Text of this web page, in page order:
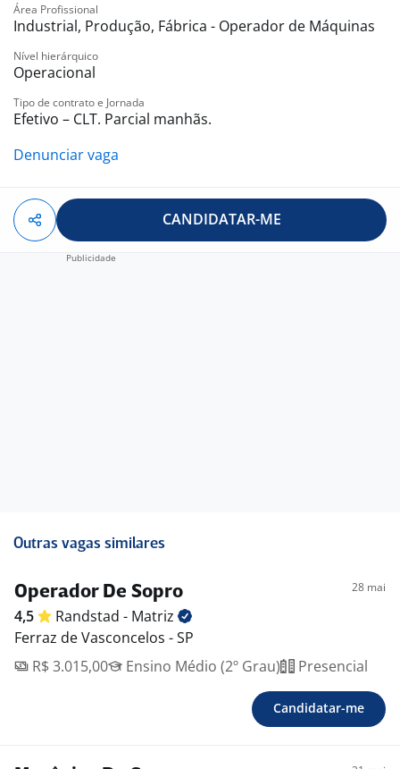
Área Profissional
Industrial, Produção, Fábrica - Operador de Máquinas
Nível hierárquico
Operacional
Tipo de contrato e Jornada
Efetivo – CLT. Parcial manhãs.
Denunciar vaga
CANDIDATAR-ME
Outras vagas similares
Operador De Sopro 28 mai
4,5 Randstad - Matriz
Ferraz de Vasconcelos - SP
R$ 3.015,00
Ensino Médio (2º Grau) Presencial
Candidatar-me